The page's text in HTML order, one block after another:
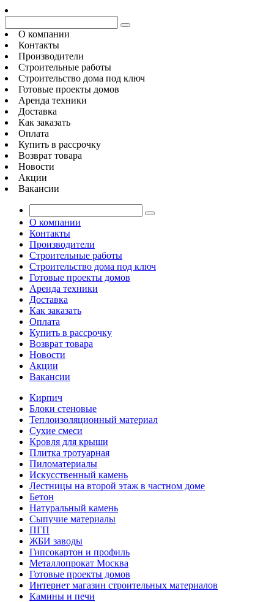
О компании
Контакты
Производители
Строительные работы
Строительство дома под ключ
Готовые проекты домов
Аренда техники
Доставка
Как заказать
Оплата
Купить в рассрочку
Возврат товара
Новости
Акции
Вакансии
О компании
Контакты
Производители
Строительные работы
Строительство дома под ключ
Готовые проекты домов
Аренда техники
Доставка
Как заказать
Оплата
Купить в рассрочку
Возврат товара
Новости
Акции
Вакансии
Кирпич
Блоки стеновые
Теплоизоляционный материал
Сухие смеси
Кровля для крыши
Плитка тротуарная
Пиломатериалы
Искусственный камень
Лестницы на второй этаж в частном доме
Бетон
Натуральный камень
Сыпучие материалы
ПГП
ЖБИ заводы
Гипсокартон и профиль
Металлопрокат Москва
Готовые проекты домов
Интернет магазин строительных материалов
Камины и печи